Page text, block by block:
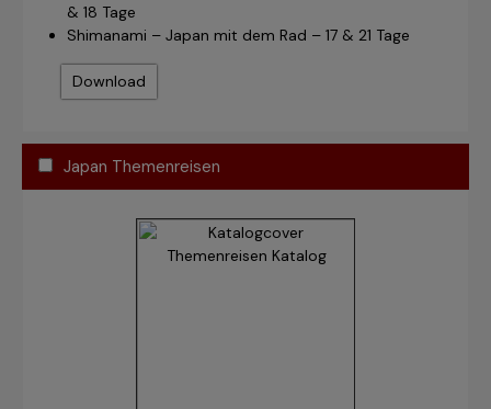
& 18 Tage
Shimanami – Japan mit dem Rad – 17 & 21 Tage
Download
Japan Themenreisen